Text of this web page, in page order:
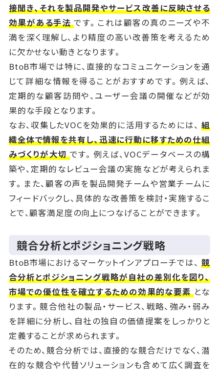
接聞き、それを製品開発やサービス改善に反映させる
効果がある手法です。これは顧客の真のニーズや不
満を深く理解し、より精度の高い改善策を考えるため
に欠かせない動きとなります。
BtoB市場では特に、直接的なコミュニケーションを通
じて詳細な情報を得ることがおすすめです。例えば、
定期的な顧客訪問や、ユーザー会議の開催などが効
果的な手段となります。
なお、収集したVOCを効果的に活用するためには、組
織全体で情報を共有し、迅速に行動に移すための仕組
みづくりが大切です。例えば、VOCデータベースの構
築や、定期的なレビュー会議の実施などが考えられま
す。また、顧客の声を製品開発チームや営業チームに
フィードバックし、具体的な改善策を検討・実施するこ
とで、顧客満足度の向上につなげることができます。
競合分析とポジショニング戦略
BtoB市場におけるマーケットインアプローチでは、競
合分析とポジショニング戦略が自社の差別化を図り、
市場での優位性を確立するための効果的な要素とな
ります。競合他社の製品・サービス、戦略、強み・弱み
を詳細に分析し、自社の独自の価値提案をしっかりと
定義することが求められます。
そのため、競合分析では、直接的な競合だけでなく、潜
在的な競合や代替ソリューションも含めて広く調査を